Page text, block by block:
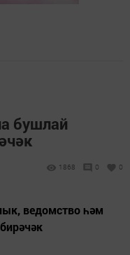
бушлай
1868 0 0
ведомство һәм